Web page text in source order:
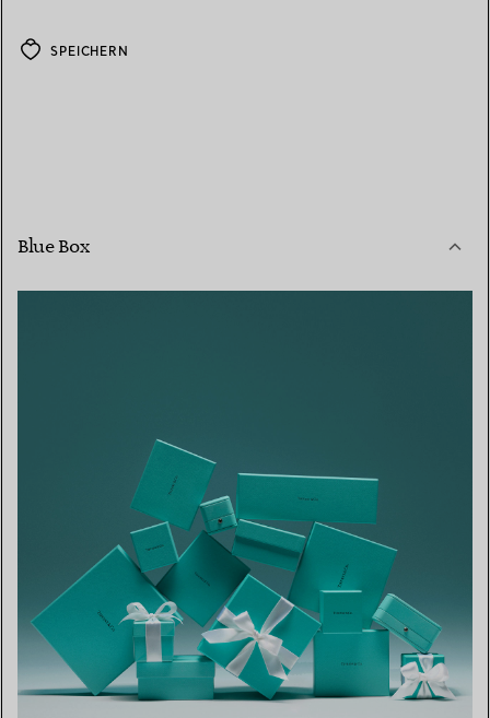
SPEICHERN
Blue Box